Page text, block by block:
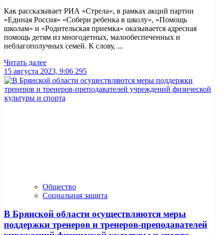
Как рассказывает РИА «Стрела«, в рамках акций партии
«Единая Россия» «Собери ребенка в школу», «Помощь
школам» и «Родительская приемка» оказывается адресная
помощь детям из многодетных, малообеспеченных и
неблагополучных семей. К слову, ...
Читать далее
15 августа 2023, 9:06 295
Общество
Социальная защита
В Брянской области осуществляются меры
поддержки тренеров и тренеров-преподавателей